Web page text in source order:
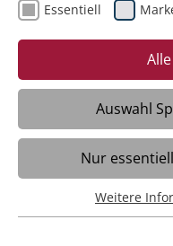
19.03.2026
St. Lukas-
langjährige
Meckenbeuren/
Dienstag fand
Liebenau
Essentiell
Auswahl
Nur
Essentiell
Essentielle Cookies
Weitere